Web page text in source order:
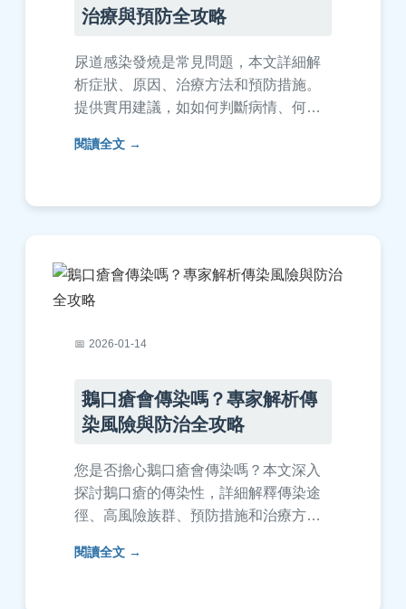
治療與預防全攻略
尿道感染發燒是常見問題，本文詳細解
析症狀、原因、治療方法和預防措施。
提供實用建議，如如何判斷病情、何時
問，幫助您避免嚴重併發症。內容基於
閱讀全文
2026-01-14
鵝口瘡會傳染嗎？專家解析傳
染風險與防治全攻略
您是否擔心鵝口瘡會傳染嗎？本文深入
探討鵝口瘡的傳染性，詳細解釋傳染途
徑、高風險族群、預防措施和治療方
有效保護口腔健康，避免交叉感染。
閱讀全文